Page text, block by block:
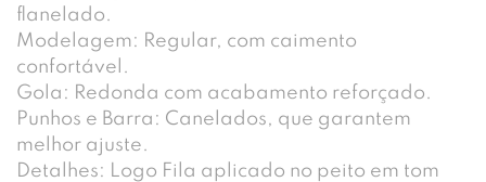
flanelado.
Modelagem: Regular, com caimento
confortável.
Gola: Redonda com acabamento reforçado.
Punhos e Barra: Canelados, que garantem
melhor ajuste.
Detalhes: Logo Fila aplicado no peito em tom